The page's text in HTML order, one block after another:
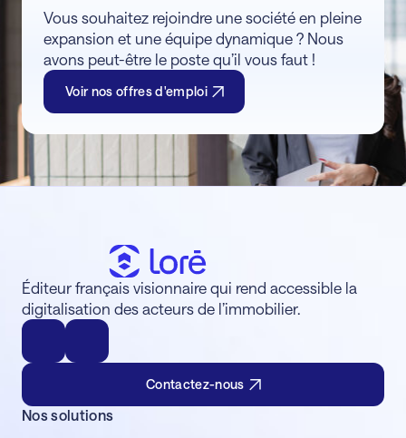
Vous souhaitez rejoindre une société en pleine
expansion et une équipe dynamique ? Nous
avons peut-être le poste qu’il vous faut !
Voir nos offres d'emploi
Éditeur français visionnaire qui rend accessible la
digitalisation des acteurs de l’immobilier.
Contactez-nous
Nos solutions